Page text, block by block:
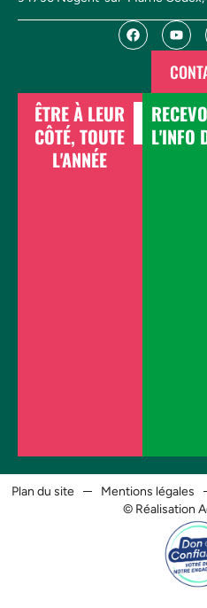
ÊTRE À LEUR
CÔTÉ, TOUTE
L'ANNÉE
DONNER
L'INFO
Plan du site Mentions légales
© Réalisation